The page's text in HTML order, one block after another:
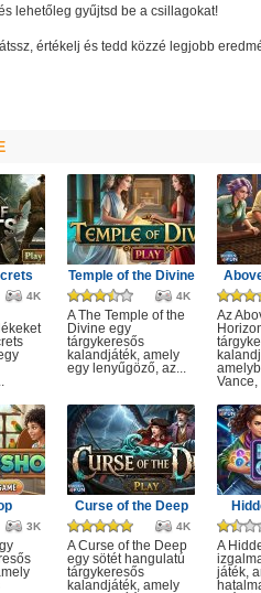
lehetőleg gyűjtsd be a csillagokat!
értékelj és tedd közzé legjobb
4K
Temple of the Divine
4K
A The Temple of the
Divine egy
tárgykeresős
kalandjáték, amely
egy lenyűgöző, az...
Az
Vance,
3K
Curse of the Deep
4K
A Curse of the Deep
egy sötét hangulatú
tárgykeresős
kalandjáték, amely
A
játék,